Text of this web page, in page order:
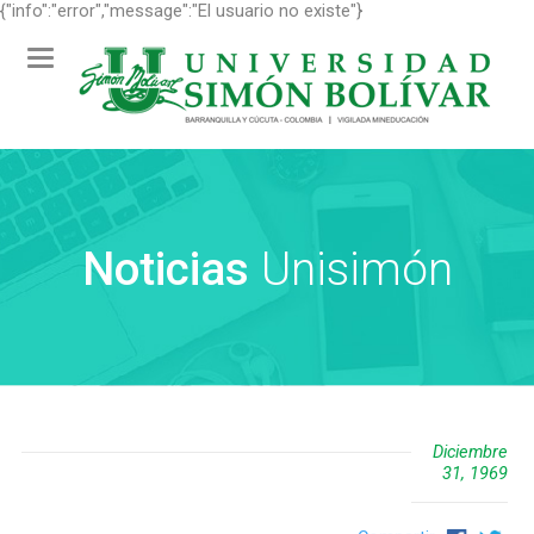
{"info":"error","message":"El usuario no existe"}
Toggle
navigation
Noticias Unisimón
Diciembre
31, 1969